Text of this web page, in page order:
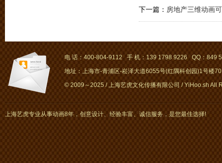
下一篇： 房地产三维动画
电 话：400-804-9112 手 机：139 1798 9226 QQ：849
地址：上海市-青浦区-崧泽大道6055号(红隅科创园)1号楼
© 2009～2025 / 上海艺虎文化传播有限公司 / YiHoo.sh All
上海艺虎专业从事动画8年，创意设计、经验丰富、诚信服务，是您最佳选择!